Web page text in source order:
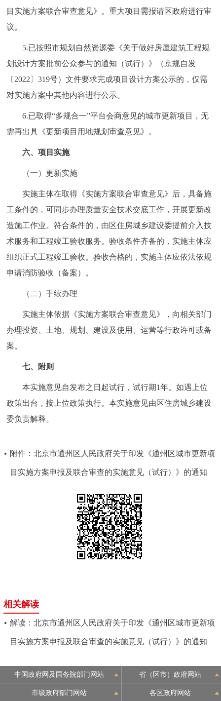
目实施方案联合审查意见》。重大项目需报请区政府进行审
议。
5.已按照市规划自然资源委《关于做好房屋建筑工程规
划设计方案批前公众参与的通知（试行）》（京规自发
〔2022〕319号）文件要求完成项目设计方案公示的，仅需
对实施方案中其他内容进行公示。
6.已取得“多规合一”平台会商意见的城市更新项目，无
需再出具《更新项目用地规划审查意见》。
六、项目实施
（一）更新实施
实施主体在取得《实施方案联合审查意见》后，具备施
工条件的，可同步办理质量安全技术交底工作，开展更新改
造施工作业。符合条件的，由区住房城乡建设委提前介入技
术服务和工程竣工验收服务。验收条件齐备的，实施主体应
组织正式工程竣工验收。验收合格的，实施主体应依法依规
申请消防验收（备案）。
（二）手续办理
实施主体依据《实施方案联合审查意见》，向相关部门
办理投资、土地、规划、建设及使用、运营等行政许可或备
案。
七、附则
本实施意见自发布之日起试行，试行期1年。如遇上位
政策出台，按上位政策执行。本实施意见由区住房城乡建设
委负责解释。
附件：北京市通州区人民政府关于印发《通州区城市更新项
目实施方案申报及联合审查的实施意见（试行）》的通知
相关解读
解读：北京市通州区人民政府关于印发《通州区城市更新项
目实施方案申报及联合审查的实施意见（试行）》的通知
中国政府网及国务院部门网站 省（区市）政府网站
市级政府部门网站 各区政府网站